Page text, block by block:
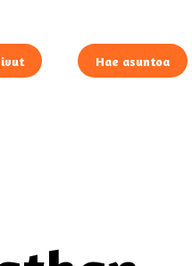
Hae asuntoa